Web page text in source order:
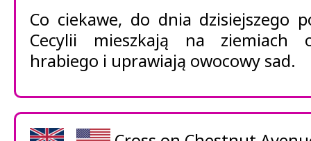
Co ciekawe, do dnia dzisiejszego
Cecylii mieszkają na ziemiach
hrabiego i uprawiają owocowy sad.